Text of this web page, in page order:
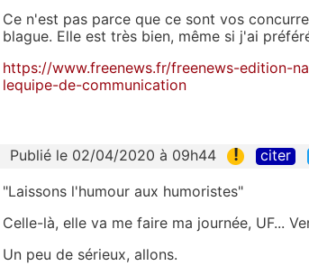
Ce n'est pas parce que ce sont vos
blague. Elle est très bien, même si j'ai
https://www.freenews.fr/freenews-edition-
lequipe-de-communication
Publié le 02/04/2020 à 09h44 ! citer
"Laissons l'humour aux humoristes"
Celle-là, elle va me faire ma journée, UF...
Un peu de sérieux, allons.